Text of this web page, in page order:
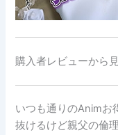
購入者レビューから
いつも通りのAnimお
抜けるけど親父の倫